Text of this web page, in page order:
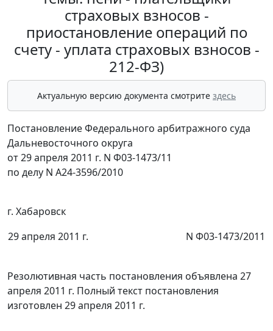
страховых взносов -
приостановление операций по
счету - уплата страховых взносов -
212-ФЗ)
Актуальную версию документа смотрите здесь
Постановление Федерального арбитражного суда
Дальневосточного округа
от 29 апреля 2011 г. N Ф03-1473/11
по делу N А24-3596/2010
г. Хабаровск
29 апреля 2011 г.
N Ф03-1473/2011
Резолютивная часть постановления объявлена 27
апреля 2011 г. Полный текст постановления
изготовлен 29 апреля 2011 г.